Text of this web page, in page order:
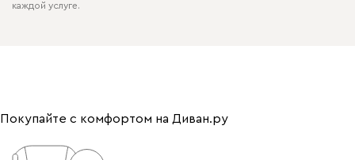
каждой услуге.
Покупайте с комфортом на Диван.ру